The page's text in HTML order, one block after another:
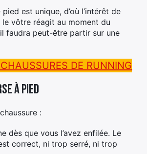
est unique, d’où l’intérêt de
vôtre réagit au moment du
faudra peut-être partir sur une
DE RUNNING
à pied
:
dès que vous l’avez enfilée. Le
correct, ni trop serré, ni trop